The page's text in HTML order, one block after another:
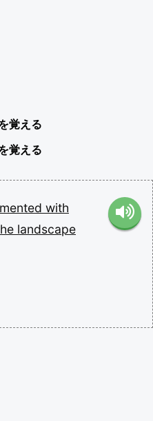
覚える
覚える
with
landscape